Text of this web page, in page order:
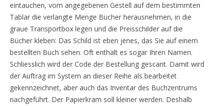
eintauchen, vom angegebenen Gestell auf dem bestimmten
Tablar die verlangte Menge Bücher herausnehmen, in die
graue Transportbox legen und die Preisschilder auf die
Bücher kleben: Das Schild ist eben jenes, das Sie auf einem
bestellten Buch sehen. Oft enthält es sogar Ihren Namen.
Schliesslich wird der Code der Bestellung gescant. Damit wird
der Auftrag im System an dieser Reihe als bearbeitet
gekennzeichnet, aber auch das Inventar des Buchzentrums
nachgeführt. Der Papierkram soll kleiner werden. Deshalb